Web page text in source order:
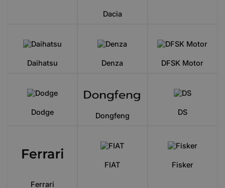
Dacia
Daihatsu Denza DFSK Motor
Dodge Dongfeng DS
Ferrari
FIAT Fisker